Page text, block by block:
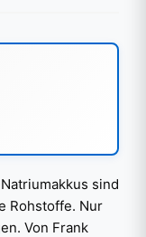
sind
Rohstoffe. Nur
Von Frank